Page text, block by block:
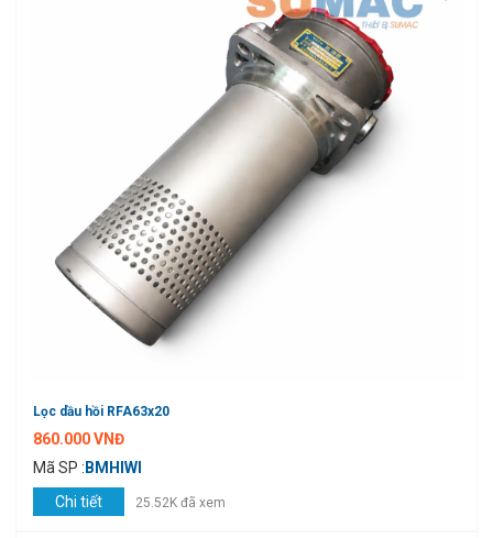
Lọc dầu hồi RFA63x20
860.000 VNĐ
Mã SP : BMHIWI
Chi tiết
25.52K đã xem